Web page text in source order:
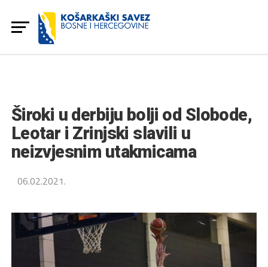
Široki u derbiju bolji od Slobode,
Leotar i Zrinjski slavili u
neizvjesnim utakmicama
06.02.2021.